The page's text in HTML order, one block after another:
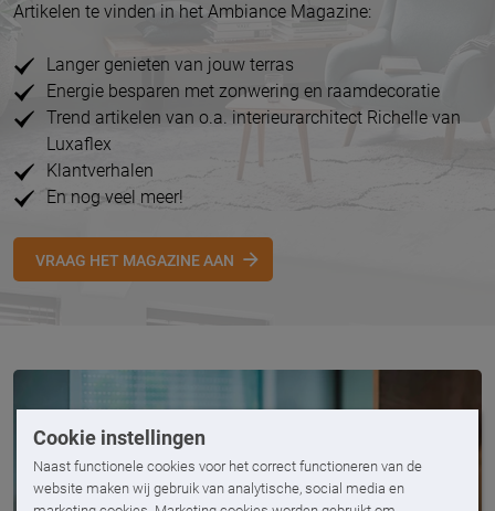
Cookie instellingen
Naast functionele cookies voor het correct functioneren van de
website maken wij gebruik van analytische, social media en
Artikelen te vinden in het Ambiance Magazine:
Langer genieten van jouw terras
Energie besparen met zonwering en raamdecoratie
Trend artikelen van o.a. interieurarchitect Richelle van
Luxaflex
Klantverhalen
En nog veel meer!
VRAAG HET MAGAZINE AAN